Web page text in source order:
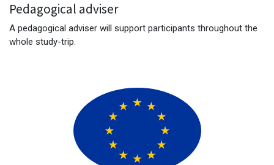
Pedagogical adviser
A pedagogical adviser will support participants throughout the
whole study-trip.